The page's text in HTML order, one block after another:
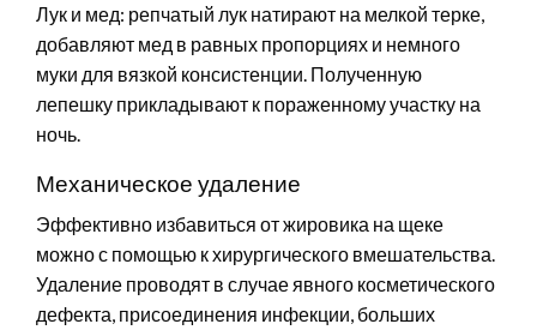
Лук и мед: репчатый лук натирают на мелкой терке,
добавляют мед в равных пропорциях и немного
муки для вязкой консистенции. Полученную
лепешку прикладывают к пораженному участку на
ночь.
Механическое удаление
Эффективно избавиться от жировика на щеке
можно с помощью к хирургического вмешательства.
Удаление проводят в случае явного косметического
дефекта, присоединения инфекции, больших